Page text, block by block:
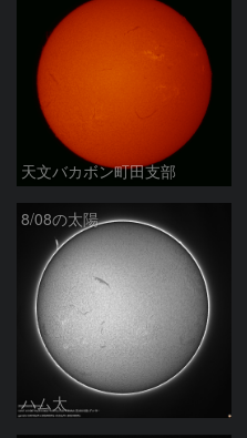
天文バカボン町田支部
8/08の太陽
ハム太